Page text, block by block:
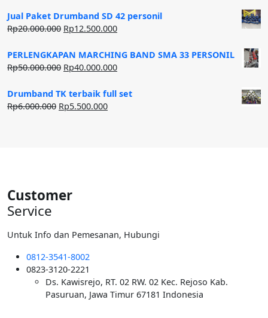
Jual Paket Drumband SD 42 personil
Rp20.000.000 Harga
adalah:
Rp20.000.000.
Rp12.500.000Harga
ini
adalah:
PERLENGKAPAN MARCHING BAND SMA 33 PERSONIL
Rp50.000.000 Harga
adalah:
Rp50.000.000.
Rp40.000.000Harga
ini
Drumband TK terbaik full set
Rp6.000.000 Harga
Rp5.500.000Harga
Customer
Service
Untuk Info dan Pemesanan, Hubungi
0812-3541-8002
0823-3120-2221
Ds. Kawisrejo, RT. 02 RW. 02 Kec. Rejoso Kab.
Pasuruan, Jawa Timur 67181 Indonesia